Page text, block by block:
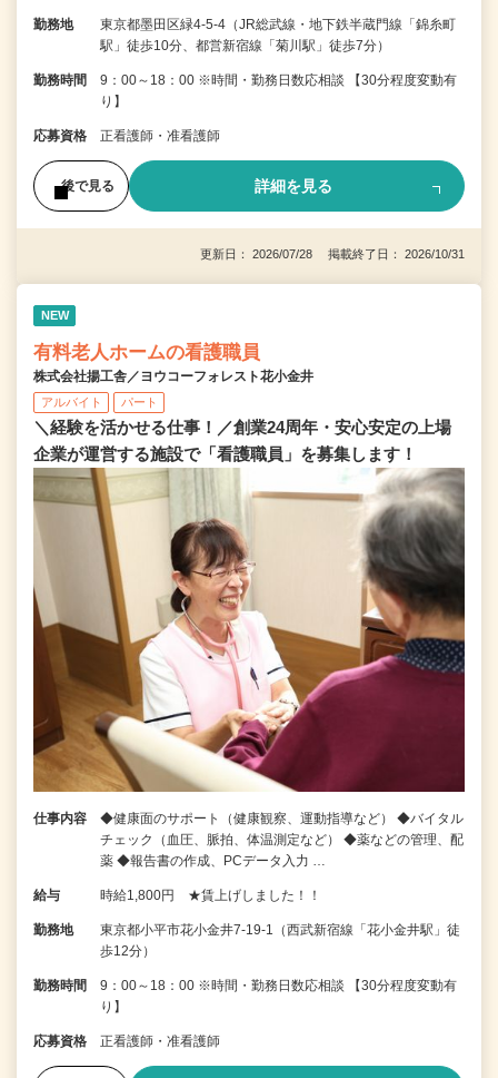
勤務地
東京都墨田区緑4-5-4（JR総武線・地下鉄半蔵門線「錦糸町
駅」徒歩10分、都営新宿線「菊川駅」徒歩7分）
勤務時間
9：00～18：00 ※時間・勤務日数応相談 【30分程度変動有
り】
応募資格 正看護師・准看護師
後で見る 詳細を見る
更新日： 2026/07/28 掲載終了日： 2026/10/31
NEW
有料老人ホームの看護職員
株式会社揚工舎／ヨウコーフォレスト花小金井
アルバイト パート
＼経験を活かせる仕事！／創業24周年・安心安定の上場
企業が運営する施設で「看護職員」を募集します！
仕事内容
◆健康面のサポート（健康観察、運動指導など） ◆バイタル
チェック（血圧、脈拍、体温測定など） ◆薬などの管理、配
薬 ◆報告書の作成、PCデータ入力 …
給与 時給1,800円 ★賃上げしました！！
勤務地
東京都小平市花小金井7‐19‐1（西武新宿線「花小金井駅」徒
歩12分）
勤務時間
9：00～18：00 ※時間・勤務日数応相談 【30分程度変動有
り】
応募資格 正看護師・准看護師